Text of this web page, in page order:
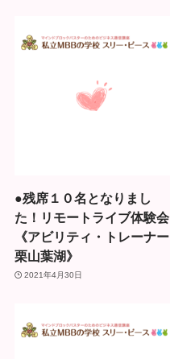
●残席１０名となりまし
た！リモートライブ体験会
《アビリティ・トレーナー
栗山葉湖》
2021年4月30日